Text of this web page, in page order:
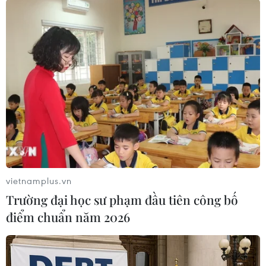
nghiệm trên cả nước.
Theo đại diện Hội Thầy thuốc trẻ Việt Nam, các
hoạt động của Chương trình Chung tay phòng,
chống dịch COVID-19-Vì một Việt Nam khỏe
mạnh sẽ tiếp tục được triển khai trên cả nước
bởi các cấp bộ Hội từ nay đến khi Việt Nam
tuyên bố hết dịch./.
(Vietnam+)
vietnamplus.vn
Trường đại học sư phạm đầu tiên công bố
điểm chuẩn năm 2026